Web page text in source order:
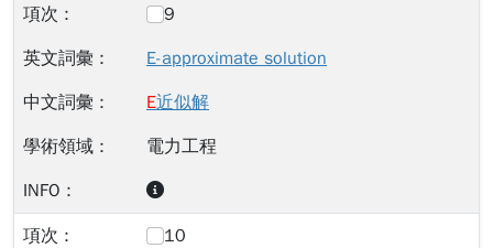
9
E-approximate solution
E近似解
電力工程
10